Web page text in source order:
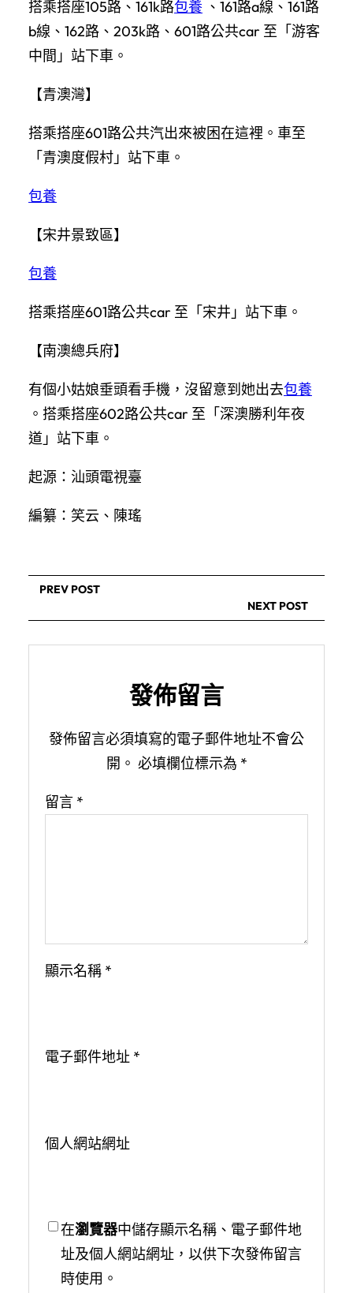
搭乘搭座105路、161k路包養 、161路a線、161路
b線、162路、203k路、601路公共car 至「游客
中間」站下車。
【青澳灣】
搭乘搭座601路公共汽出來被困在這裡。車至
「青澳度假村」站下車。
包養
【宋井景致區】
包養
搭乘搭座601路公共car 至「宋井」站下車。
【南澳總兵府】
有個小姑娘垂頭看手機，沒留意到她出去包養
。搭乘搭座602路公共car 至「深澳勝利年夜
道」站下車。
起源：汕頭電視臺
編纂：笑云、陳瑤
PREV POST
NEXT POST
發佈留言
發佈留言必須填寫的電子郵件地址不會公
開。 必填欄位標示為 *
留言 *
顯示名稱 *
電子郵件地址 *
個人網站網址
在瀏覽器中儲存顯示名稱、電子郵件地
址及個人網站網址，以供下次發佈留言
時使用。